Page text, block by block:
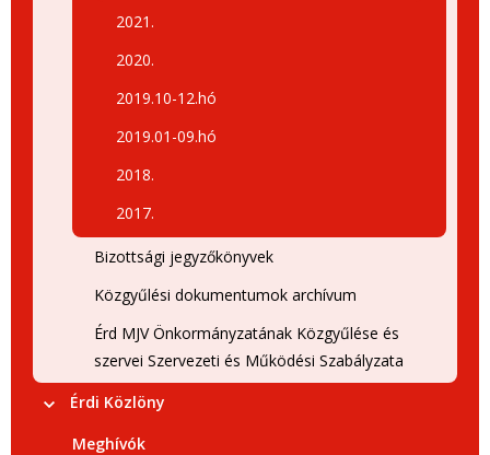
2021.
2020.
2019.10-12.hó
2019.01-09.hó
2018.
2017.
Bizottsági jegyzőkönyvek
Közgyűlési dokumentumok archívum
Érd MJV Önkormányzatának Közgyűlése és
szervei Szervezeti és Működési Szabályzata
Érdi Közlöny
Meghívók